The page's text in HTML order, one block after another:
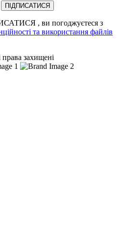
ПІДПИСАТИСЯ
, ви погоджуєтеся з
та використання файлів
захищені